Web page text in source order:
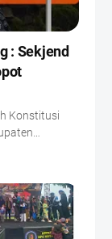
: Sekjend
Konstitusi